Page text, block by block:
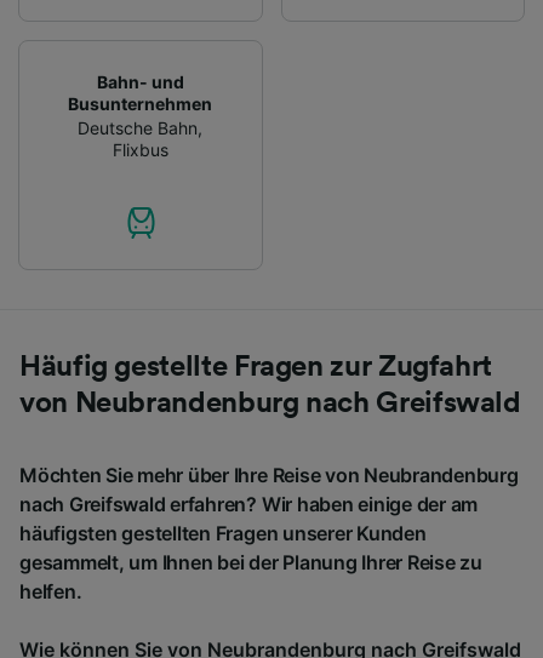
Bahn- und
Busunternehmen
Deutsche Bahn,
Flixbus
Häufig gestellte Fragen zur Zugfahrt
von Neubrandenburg nach Greifswald
Möchten Sie mehr über Ihre Reise von Neubrandenburg
nach Greifswald erfahren? Wir haben einige der am
häufigsten gestellten Fragen unserer Kunden
gesammelt, um Ihnen bei der Planung Ihrer Reise zu
helfen.
Wie können Sie von Neubrandenburg nach Greifswald